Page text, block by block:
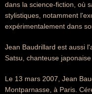
dans la science-fiction, où
stylistiques, notamment
expérimentalement dans
Jean Baudrillard est aussi
Satsu, chanteuse
Le 13 mars 2007, Jean
Montparnasse, à Paris.